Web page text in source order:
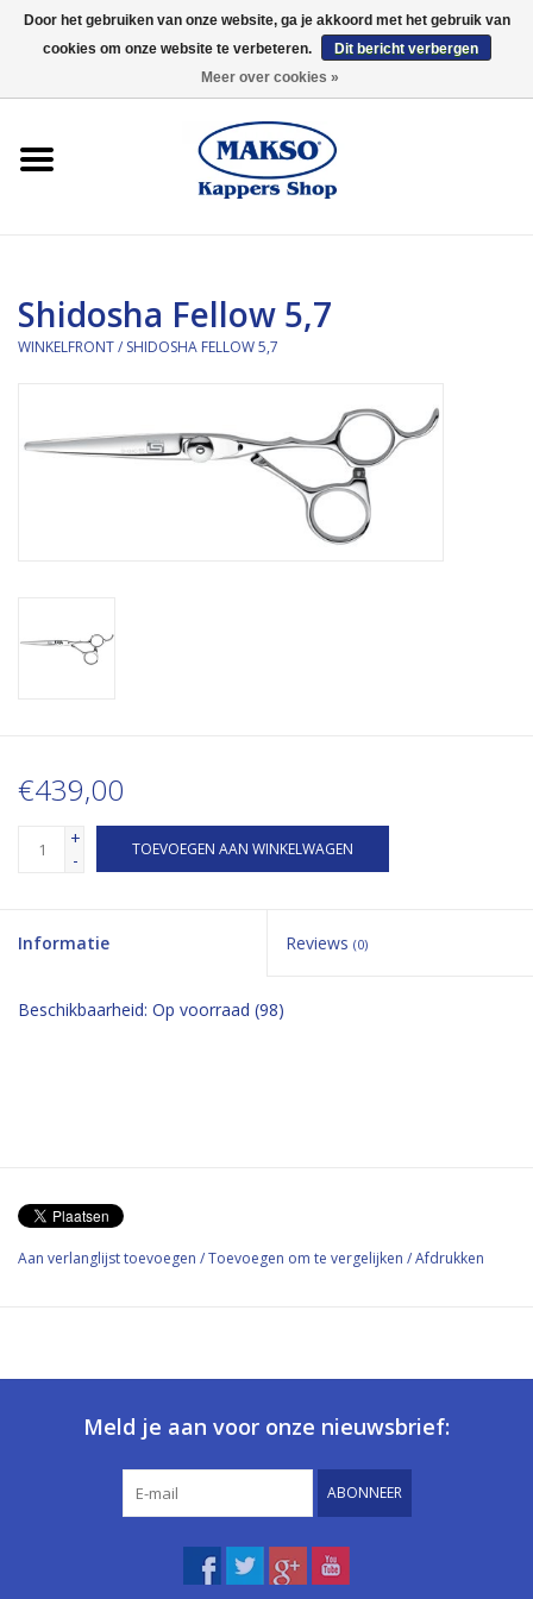
0 Artikelen - €0,00
Kaaral
Merken
Shidosha Fellow 5,7
WINKELFRONT/ SHIDOSHA FELLOW 5,7
€439,00
+
-
TOEVOEGEN AAN WINKELWAGEN
Informatie Reviews (0)
Beschikbaarheid: Op voorraad (98)
Aan verlanglijst toevoegen /Toevoegen om te vergelijken /Afdrukken
Meld je aan voor onze nieuwsbrief:
ABONNEER
Door het gebruiken van onze website, ga je akkoord met het gebruik van
cookies om onze website te verbeteren.
Dit bericht verbergen
Meer over cookies »